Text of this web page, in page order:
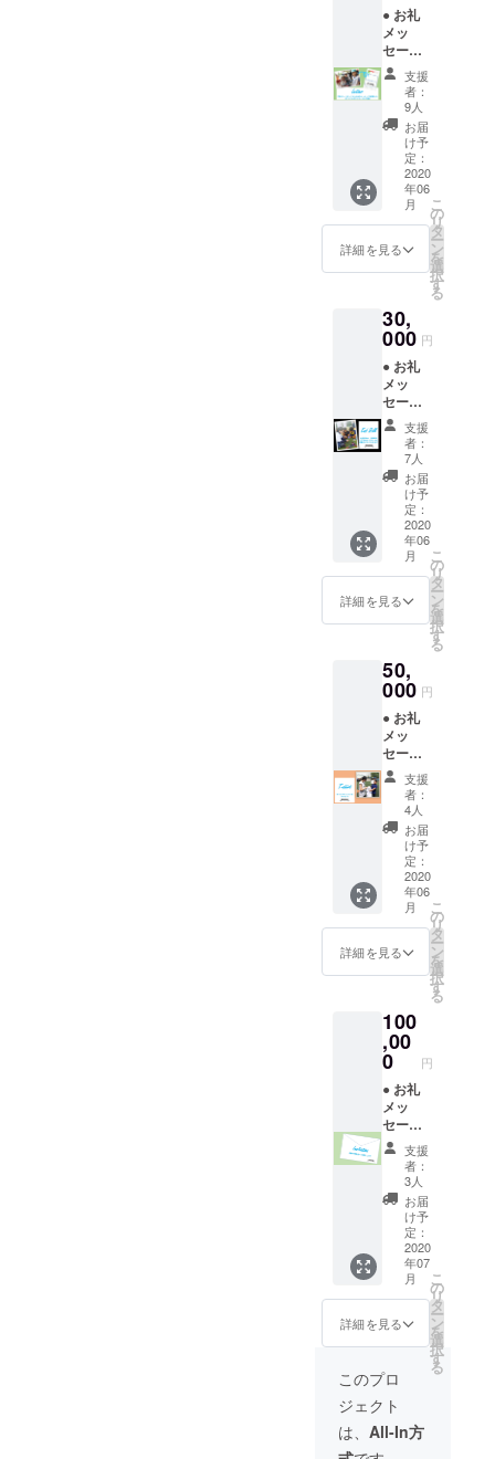
● お礼
メッ
セージ
をご送
付 ● ク
リニッ
クの様
子を収
めた
フォト
レポー
トをご
共有 ●
子供た
ち・ス
タッフ
お礼
メッ
セージ
を記載
した写
真入り
オリジ
ナルポ
スト
カード
をご発
支援
者：
9人
お届
け予
定：
2020
年06
月
詳細を見る
こ
の
リ
タ
ー
ン
を
選
択
す
る
30,
000 円
● お礼
メッ
セージ
をご送
付 ● ク
リニッ
クの様
子を収
めた
フォト
レポー
トをご
共有 ●
お名前
をHP・
活動報
オのエ
ンド
ロール
に記載
(備
考欄に
ご希望
のお名
前の記
載をお
願いし
ます)
支援
者：
7人
お届
け予
定：
2020
年06
月
詳細を見る
こ
の
リ
タ
ー
ン
を
選
択
す
る
50,
000 円
● お礼
メッ
セージ
をご送
付 ● ク
リニッ
クの様
子を収
めた
フォト
レポー
トをご
共有 ●
お名前
をHP・
活動報
オのエ
ンド
ロール
に記
載 (備
考欄に
ご希望
のお名
前の記
載をお
願いし
ます) ●
オリジ
ナルT
シャツ
(Mサイ
ズ)をご
送付
支援
者：
4人
お届
け予
定：
2020
年06
月
詳細を見る
こ
の
リ
タ
ー
ン
を
選
択
す
る
100
,00
0 円
● お礼
メッ
セージ
をご送
付 ● ク
リニッ
クの様
子を収
めた
フォト
レポー
トをご
共有 ●
お名前
をHP・
活動報
告ビデ
オのエ
ンド
ロール
に記載
支援
者：
3人
お届
け予
定：
2020
年07
月
詳細を見る
こ
の
リ
タ
ー
ン
を
選
択
す
る
このプロ
ジェクト
は、 All-In方